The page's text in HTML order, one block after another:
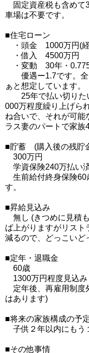
固定資産税も含めて
車場は不要です。
■住宅ローン
・頭金 1000万円(経
・借入 4500万円
・変動 30年・
優遇ー1.7です。全
ぁと想定しています。
25年で払い切りた
000万程度繰り上げら
ね合いで、それが可
ラス妻のパートで家族
■貯蓄 (購入後の残貯
300万円
学資保険240万払い
生前給付終身保険60
す。
■昇給見込み
無し (きつめに見積
ば上がりますがリスト
減るので、どっこいど
■定年・退職金
60歳
1300万円程度見込み
定年後、再雇用制度
はあります)
■将来の家族構成の予
子供２年以内にもう
■その他事情